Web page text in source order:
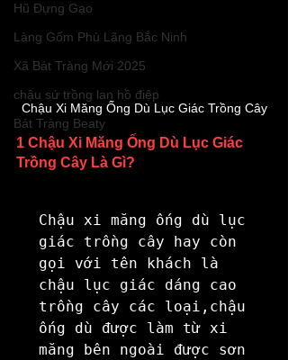
Hũ Đựng Gạo
Làng Gốm Phù Lãng Bắc Ninh
Xã Bát Tràng Mới 2025
chậu sứ trồng lan hồ điệp
Bát Tràng Beaty
Chậu Xi Măng Ống Dù Lục Giác Trồng Cây
1 Chậu Xi Măng Ống Dù Lục Giác
Trồng Cây Là Gì?
Chậu xi măng ống dù lục
giác trồng cây hay còn
gọi với tên khách là
chậu lục giác dáng cao
trồng cây các loại,chậu
ống dù được làm từ xi
măng bên ngoài được sơn